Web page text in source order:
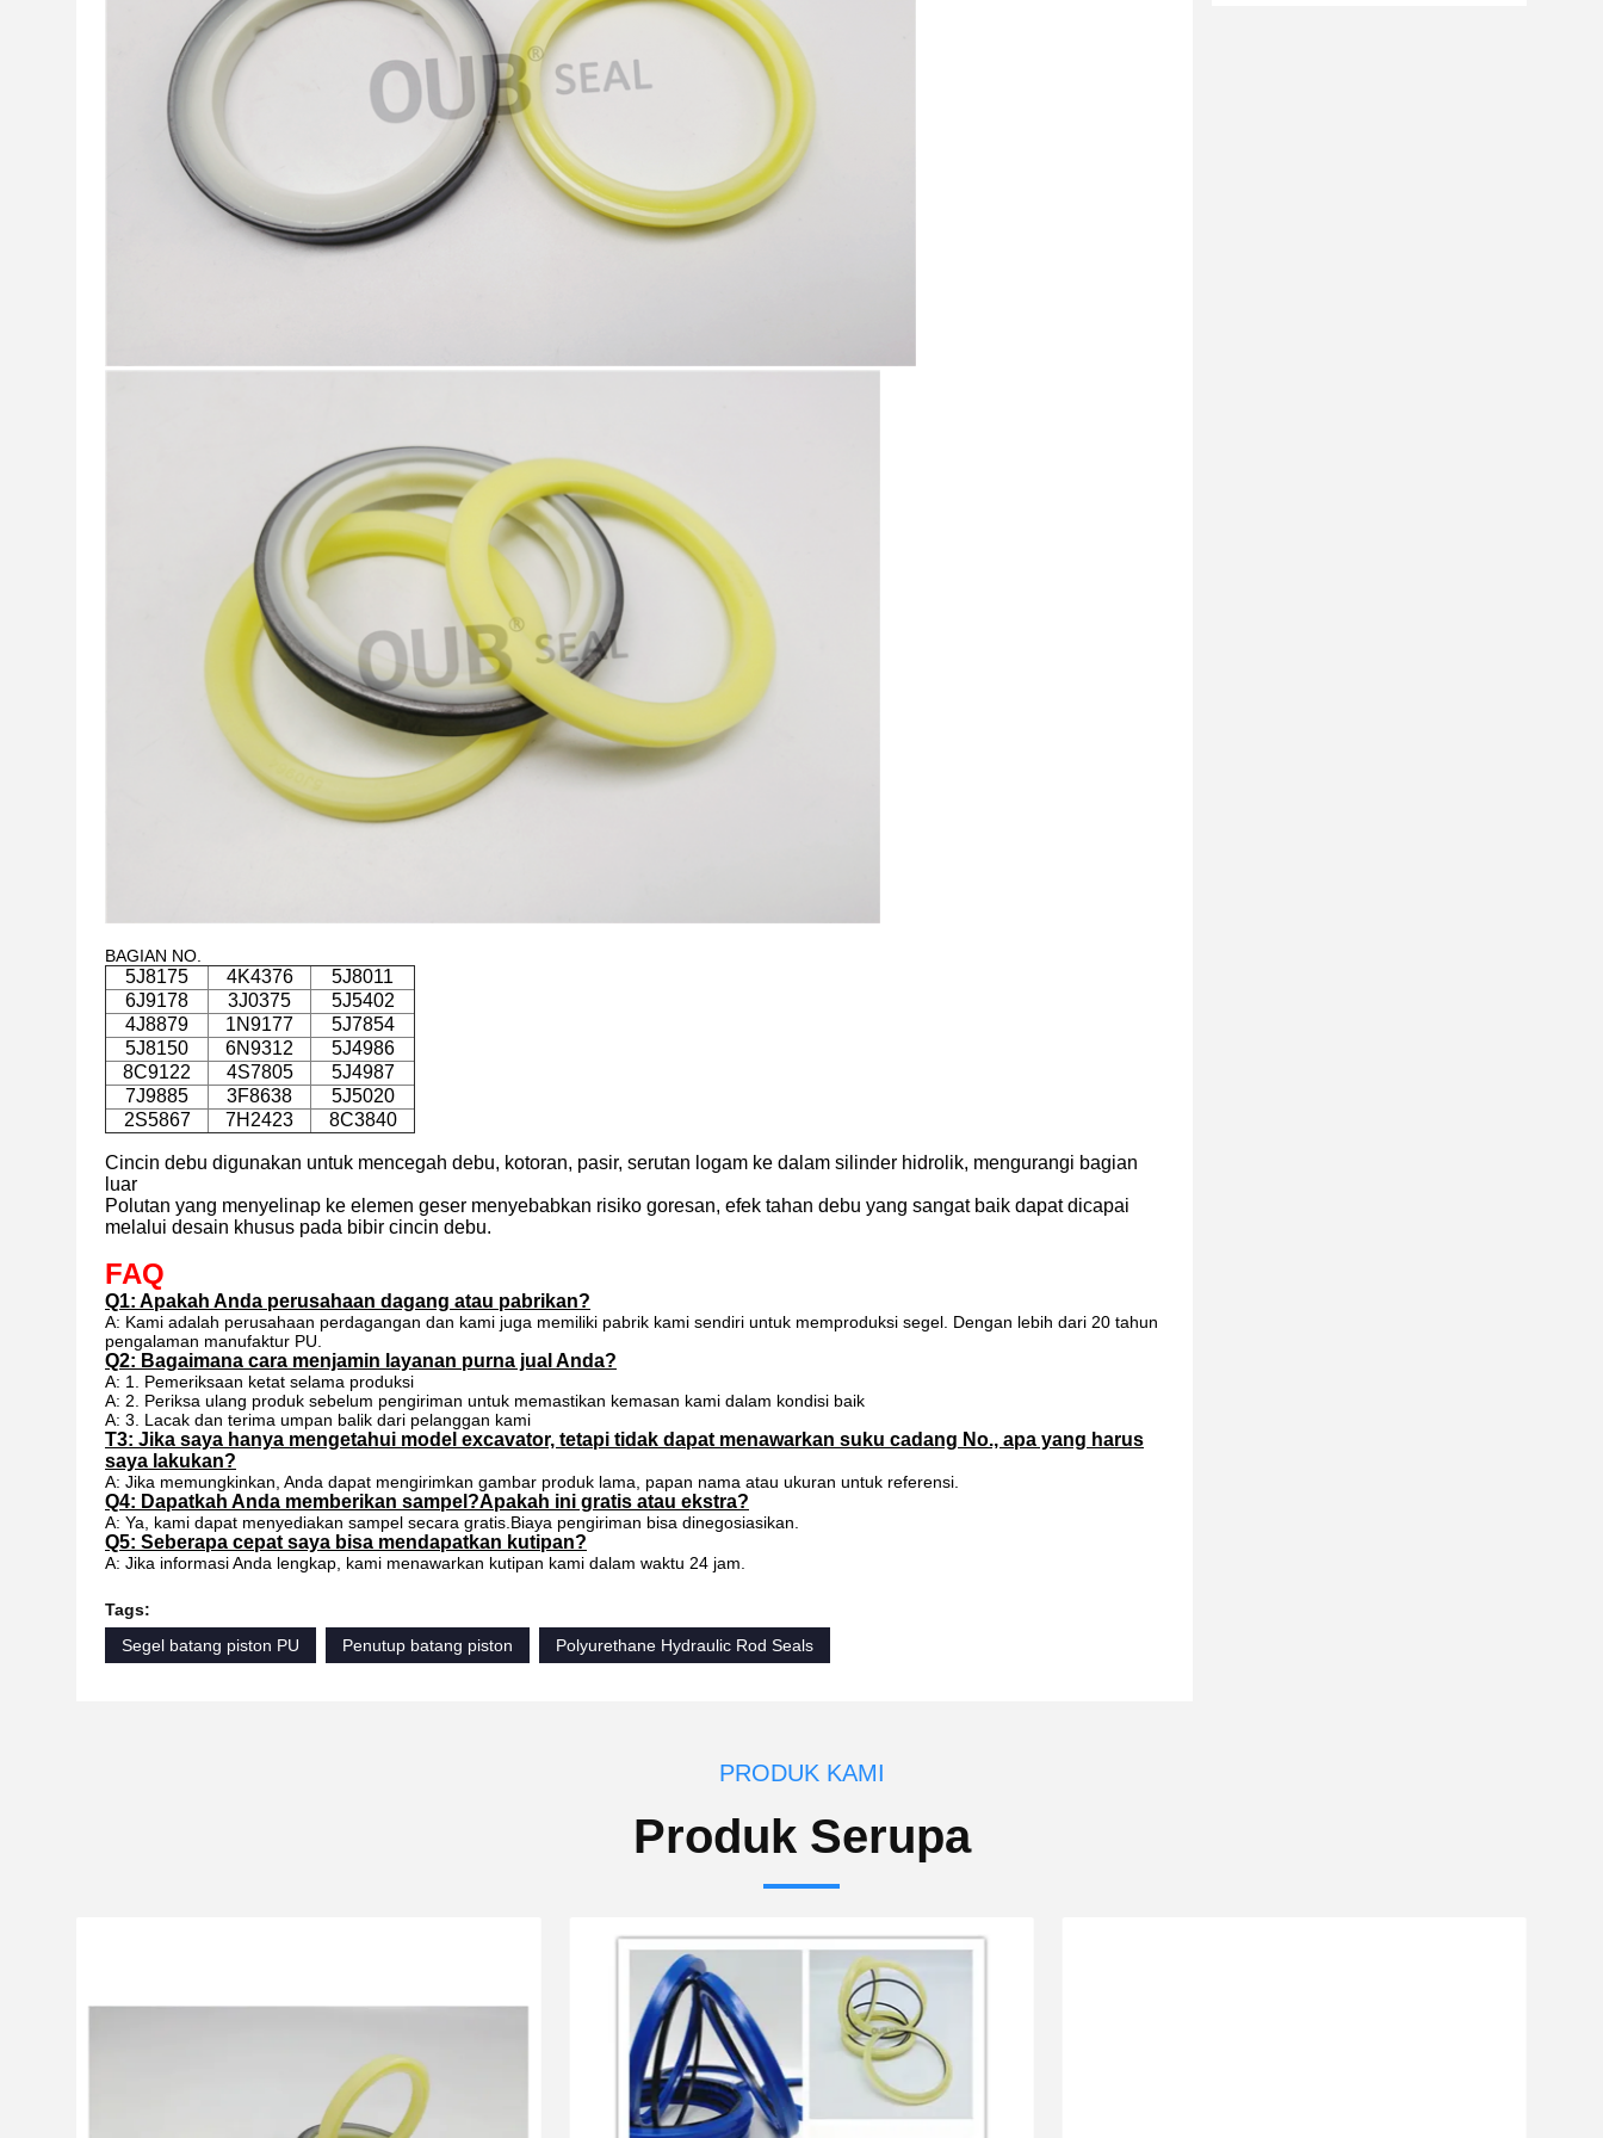
BAGIAN NO.
5J8175 4K4376
5J8011
6J9178
3J0375
5J5402
4J8879
1N9177
5J7854
5J8150
6N9312
5J4986
8C9122
4S7805
5J4987
7J9885
3F8638
5J5020
2S5867
7H2423 8C3840
Cincin debu digunakan untuk mencegah debu, kotoran, pasir, serutan logam ke dalam silinder hidrolik, mengurangi bagian
luar
Polutan yang menyelinap ke elemen geser menyebabkan risiko goresan, efek tahan debu yang sangat baik dapat dicapai
melalui desain khusus pada bibir cincin debu.
FAQ
Q1: Apakah Anda perusahaan dagang atau pabrikan?
A: Kami adalah perusahaan perdagangan dan kami juga memiliki pabrik kami sendiri untuk memproduksi segel. Dengan lebih dari 20 tahun
pengalaman manufaktur PU.
Q2: Bagaimana cara menjamin layanan purna jual Anda?
A: 1. Pemeriksaan ketat selama produksi
A: 2. Periksa ulang produk sebelum pengiriman untuk memastikan kemasan kami dalam kondisi baik
A: 3. Lacak dan terima umpan balik dari pelanggan kami
T3: Jika saya hanya mengetahui model excavator, tetapi tidak dapat menawarkan suku cadang No., apa yang harus
saya lakukan?
A: Jika memungkinkan, Anda dapat mengirimkan gambar produk lama, papan nama atau ukuran untuk referensi.
Q4: Dapatkah Anda memberikan sampel?Apakah ini gratis atau ekstra?
A: Ya, kami dapat menyediakan sampel secara gratis.Biaya pengiriman bisa dinegosiasikan.
Q5: Seberapa cepat saya bisa mendapatkan kutipan?
A: Jika informasi Anda lengkap, kami menawarkan kutipan kami dalam waktu 24 jam.
Tags:
Segel batang piston PU
Penutup batang piston Polyurethane Hydraulic Rod Seals
PRODUK KAMI
Produk Serupa